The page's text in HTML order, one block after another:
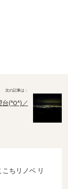
(^O^)／
こちリノベ リ